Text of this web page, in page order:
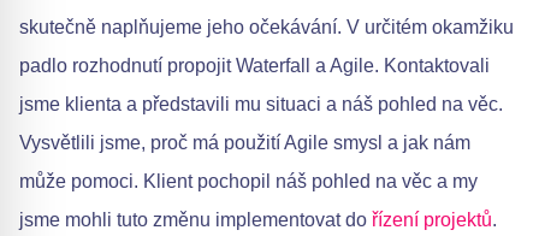
skutečně naplňujeme jeho očekávání. V určitém okamžiku
padlo rozhodnutí propojit Waterfall a Agile. Kontaktovali
jsme klienta a představili mu situaci a náš pohled na věc.
Vysvětlili jsme, proč má použití Agile smysl a jak nám
může pomoci. Klient pochopil náš pohled na věc a my
jsme mohli tuto změnu implementovat do řízení projektů.